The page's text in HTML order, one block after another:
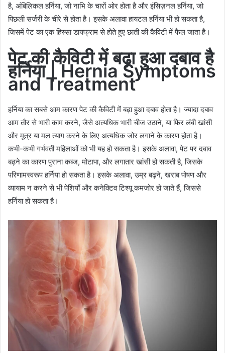
है, अंबिलिकल हर्निया, जो नाभि के चारों ओर होता है और इंसिज़नल हर्निया, जो
पिछली सर्जरी के चीरे से होता है। इसके अलावा हायटल हर्निया भी हो सकता है,
जिसमें पेट का एक हिस्सा डायफ्राम से होते हुए छाती की कैविटी में फैल जाता है।
पेट की कैविटी में बढ़ा हुआ दबाव है
हर्निया | Hernia Symptoms
and Treatment
हर्निया का सबसे आम कारण पेट की कैविटी में बढ़ा हुआ दबाव होता है। ज्यादा दबाव
आम तौर से भारी काम करने, जैसे अत्यधिक भारी चीज उठाने, या फिर लंबी खांसी
और मूत्र या मल त्याग करने के लिए अत्यधिक जोर लगाने के कारण होता है।
कभी-कभी गर्भवती महिलाओं को भी यह हो सकता है। इसके अलावा, पेट पर दबाव
बढ़ने का कारण पुराना कब्ज, मोटापा, और लगातार खांसी हो सकती है, जिसके
परिणामस्वरूप हर्निया हो सकता है। इसके अलावा, उम्र बढ़ने, खराब पोषण और
व्यायाम न करने से भी पेशियाँ और कनेक्टिव टिश्यू कमजोर हो जाते हैं, जिससे
हर्निया हो सकता है।